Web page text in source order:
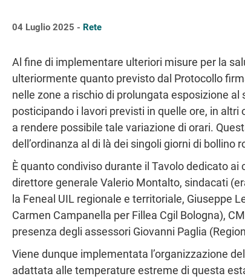
04 Luglio 2025 - Rete
Al fine di implementare ulteriori misure per la
ulteriormente quanto previsto dal Protocollo
nelle zone a rischio di prolungata esposizione
posticipando i lavori previsti in quelle ore, in
a rendere possibile tale variazione di orari.
dell’ordinanza al di là dei singoli giorni di
È quanto condiviso durante il Tavolo dedicato
direttore generale Valerio Montalto, sindacati
la Feneal UIL regionale e territoriale, Giuseppe
Carmen Campanella per Fillea Cgil Bologna),
presenza degli assessori Giovanni Paglia
Viene dunque implementata l’organizzazione
adattata alle temperature estreme di questa